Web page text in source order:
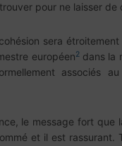
pour ne laisser
sera
européen2dans la
associés
le message fort
et il est rassurant.